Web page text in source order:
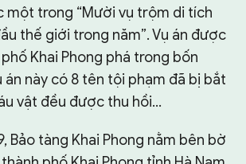
một trong “Mười vụ trộm di tích
thế giới trong năm”. Vụ án được
Khai Phong phá trong bốn
án này có 8 tên tội phạm đã bị bắt
vật đều được thu hồi...
Bảo tàng Khai Phong nằm bên bờ